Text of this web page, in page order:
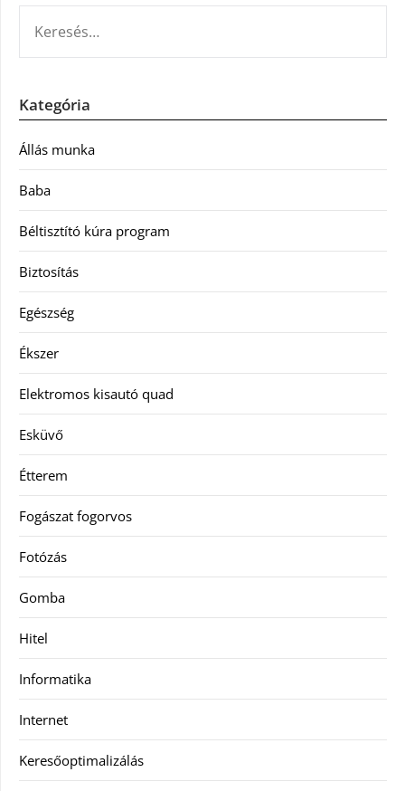
Kategória
Állás munka
Baba
Béltisztító kúra program
Biztosítás
Egészség
Ékszer
Elektromos kisautó quad
Esküvő
Étterem
Fogászat fogorvos
Fotózás
Gomba
Hitel
Informatika
Internet
Keresőoptimalizálás